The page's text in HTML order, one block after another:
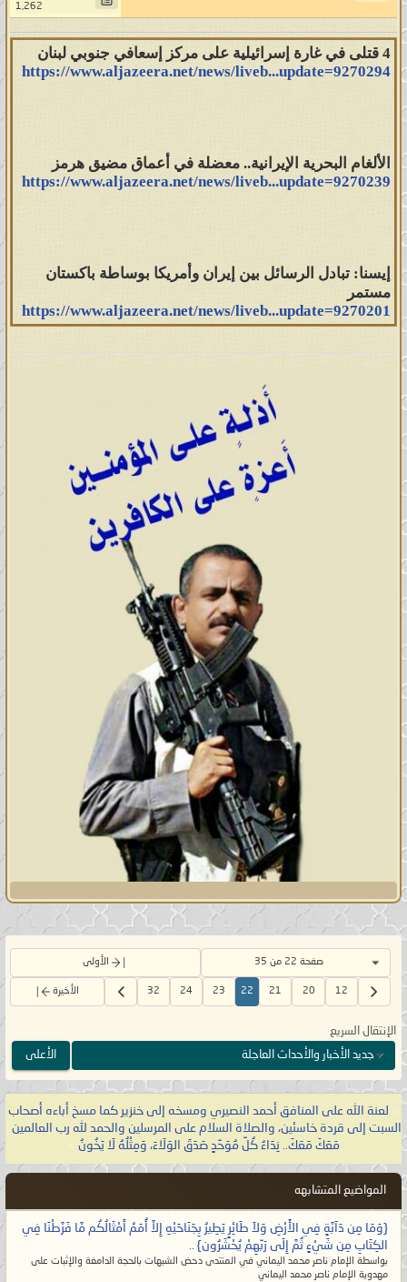
1,262
4 قتلى في غارة إسرائيلية على مركز إسعافي جنوبي لبنان
https://www.aljazeera.net/news/liveb...update=9270294
الألغام البحرية الإيرانية.. معضلة في أعماق مضيق هرمز
https://www.aljazeera.net/news/liveb...update=9270239
إيسنا: تبادل الرسائل بين إيران وأمريكا بوساطة باكستان
مستمر
https://www.aljazeera.net/news/liveb...update=9270201
صفحة 22 من 35 الأولى
12
20
21
22
23
24
32 الأخيرة
الإنتقال السريع
جديد الأخبار والأحداث العاجلة
الأعلى
« لعنة الله على المنافق أحمد النصيري ومسخه إلى خنزير كما مسخ أباءه أصحاب
السبت إلى قردة خاسئين، والصلاة السلام على المرسلين والحمد لله رب العالمين
مَعَكَ مَعَكَ.. نِدَاءُ كُلِّ مُوَحِّدٍ صَدَقَ الوَلَاءَ، وَمِثْلُهُ لَا يَخُونُ
»
المواضيع المتشابهه
{وَمَا مِن دَآبَّةٍ فِي الأَرْضِ وَلاَ طَائِرٍ يَطِيرُ بِجَنَاحَيْهِ إِلاَّ أُمَمٌ أَمْثَالُكُم مَّا فَرَّطْنَا فِي
الكِتَابِ مِن شَيْءٍ ثُمَّ إِلَى رَبِّهِمْ يُحْشَرُون} ..
بواسطة الإمام ناصر محمد اليماني في المنتدى دحض الشبهات بالحجة الدامغة والإثبات على
مهدوية الإمام ناصر محمد اليماني